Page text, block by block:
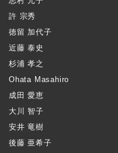
許 宗秀
徳留 加代子
近藤 泰史
杉浦 孝之
Ohata Masahiro
成田 愛恵
大川 智子
安井 竜樹
後藤 亜希子